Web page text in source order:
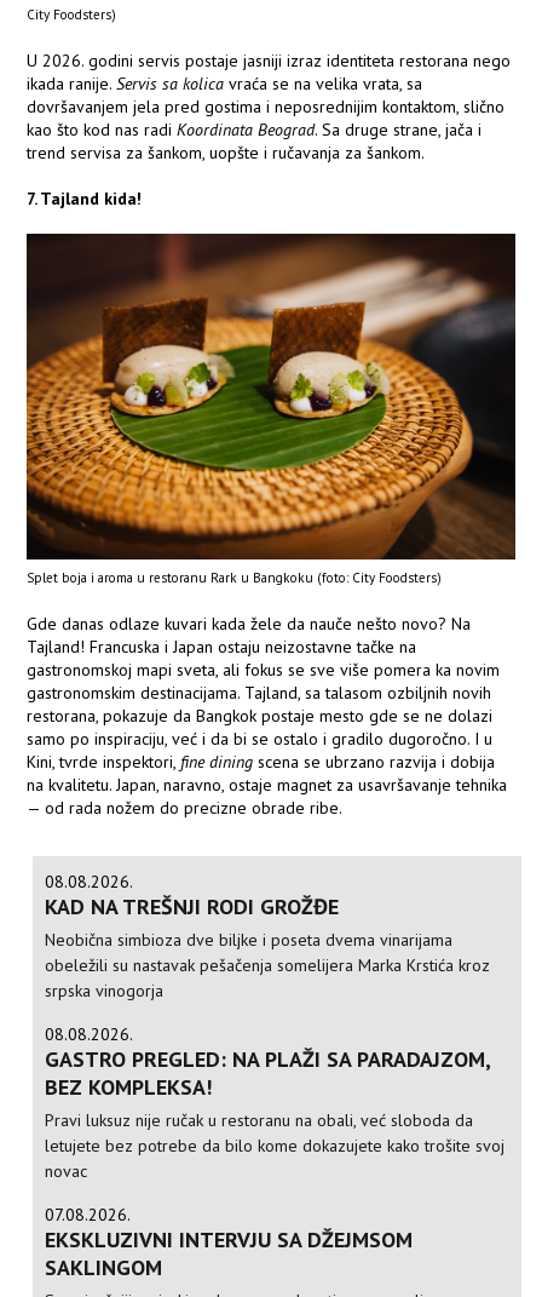
City Foodsters)
U 2026. godini servis postaje jasniji izraz identiteta restorana nego
ikada ranije.Servis sa kolica vraća se na velika vrata, sa
dovršavanjem jela pred gostima i neposrednijim kontaktom, slično
kao što kod nas radiKoordinata Beograd. Sa druge strane, jača i
trend servisa za šankom, uopšte i ručavanja za šankom.
7. Tajland kida!
Splet boja i aroma u restoranu Rark u Bangkoku (foto: City Foodsters)
Gde danas odlaze kuvari kada žele da nauče nešto novo? Na
Tajland! Francuska i Japan ostaju neizostavne tačke na
gastronomskoj mapi sveta, ali fokus se sve više pomera ka novim
gastronomskim destinacijama. Tajland, sa talasom ozbiljnih novih
restorana, pokazuje da Bangkok postaje mesto gde se ne dolazi
samo po inspiraciju, već i da bi se ostalo i gradilo dugoročno. I u
Kini, tvrde inspektori, fine diningscena se ubrzano razvija i dobija
na kvalitetu. Japan, naravno, ostaje magnet za usavršavanje tehnika
— od rada nožem do precizne obrade ribe.
08.08.2026.
KAD NA TREŠNJI RODI GROŽĐE
Neobična simbioza dve biljke i poseta dvema vinarijama
obeležili su nastavak pešačenja somelijera Marka Krstića kroz
srpska vinogorja
08.08.2026.
GASTRO PREGLED: NA PLAŽI SA PARADAJZOM,
BEZ KOMPLEKSA!
Pravi luksuz nije ručak u restoranu na obali, već sloboda da
letujete bez potrebe da bilo kome dokazujete kako trošite svoj
novac
07.08.2026.
EKSKLUZIVNI INTERVJU SA DŽEJMSOM
SAKLINGOM